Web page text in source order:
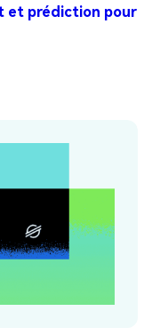
et prédiction pour